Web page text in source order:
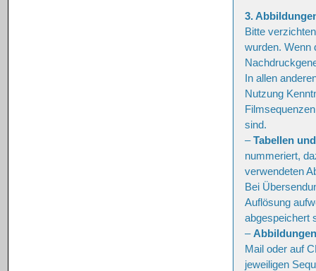
3.
Bitte
wurden. Wenn
In allen
Nutzung
sind.
–Tabellen
nummeriert,
verwendeten
Bei
Auflösung
abgespeichert
–
Mail oder auf
jeweiligen